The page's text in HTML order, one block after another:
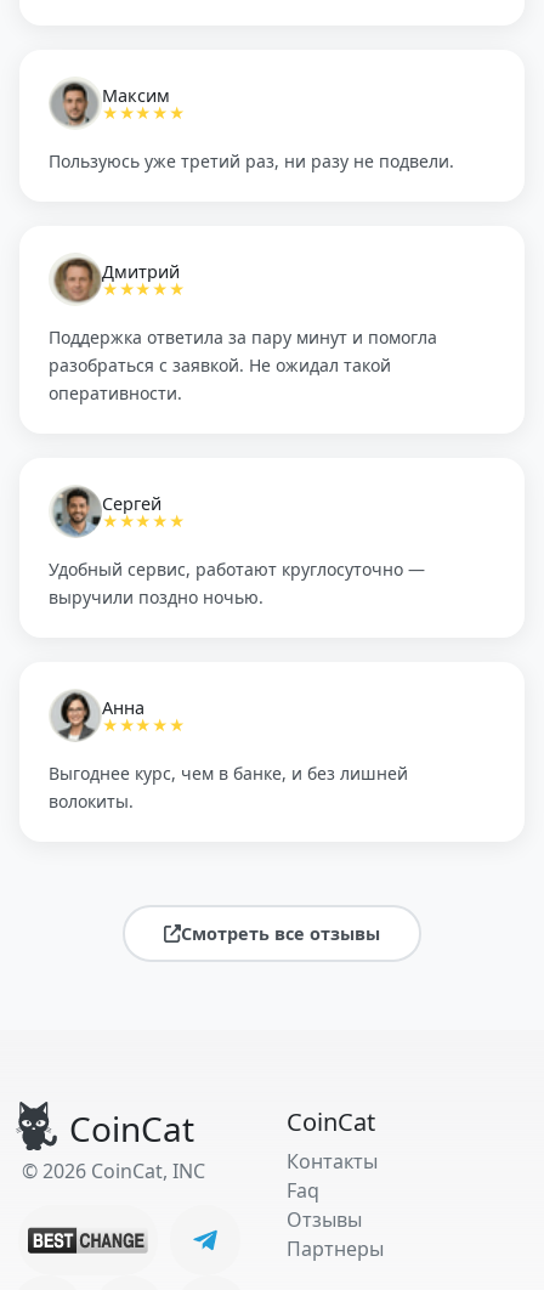
Максим
★★★★★
Пользуюсь уже третий раз, ни разу не подвели.
Дмитрий
★★★★★
Поддержка ответила за пару минут и помогла
разобраться с заявкой. Не ожидал такой
оперативности.
Сергей
★★★★★
Удобный сервис, работают круглосуточно —
выручили поздно ночью.
Анна
★★★★★
Выгоднее курс, чем в банке, и без лишней
волокиты.
Смотреть все отзывы
CoinCat
© 2026 CoinCat, INC
CoinCat
Контакты
Faq
Отзывы
Партнеры